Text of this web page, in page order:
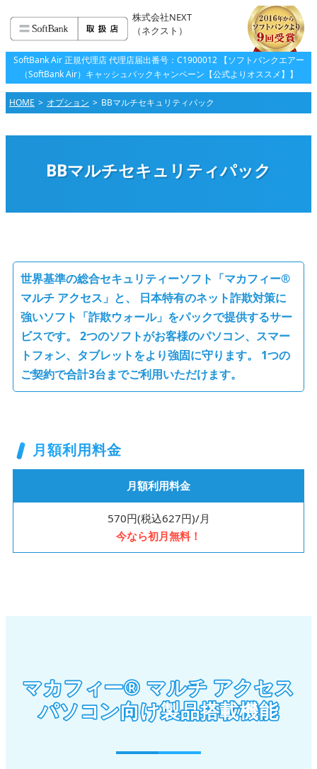
株式会社NEXT
（ネクスト）
SoftBank Air 正規代理店 代理店届出番号：C1900012 【ソフトバンクエアー
（SoftBank Air）キャッシュバックキャンペーン【公式よりオススメ】】
HOME オプション BBマルチセキュリティパック
BBマルチセキュリティパック
世界基準の総合セキュリティーソフト「マカフィー®
マルチ アクセス」と、
日本特有のネット詐欺対策に
強いソフト「詐欺ウォール」をパックで提供するサー
ビスです。
2つのソフトがお客様のパソコン、スマー
トフォン、タブレットをより強固に守ります。
1つの
ご契約で合計3台までご利用いただけます。
月額利用料金
月額利用料金
570円(税込627円)/月
今なら初月無料！